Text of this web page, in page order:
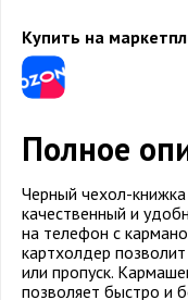
Купить на
Полное
Черный чехол-
качественный и
на телефон с
картхолдер
или пропуск.
позволяет быстро и